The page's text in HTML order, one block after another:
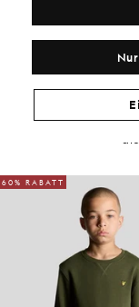
So
Stellen Sie Ihr
60% RABATT